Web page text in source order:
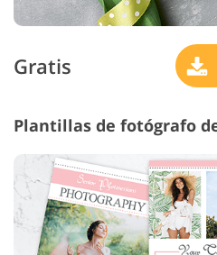
Gratis